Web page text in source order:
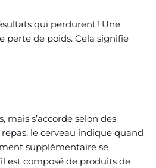
qui perdurent ! Une
perte de poids. Cela signifie
s’accorde selon des
le cerveau indique quand
supplémentaire se
est composé de produits de